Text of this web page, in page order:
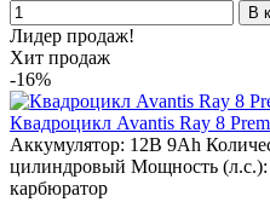
В
Лидер продаж!
Хит продаж
-16%
Квадроцикл Avantis Ray 8
Аккумулятор: 12В 9Ah
цилиндровый Мощность (л.с.):
карбюратор